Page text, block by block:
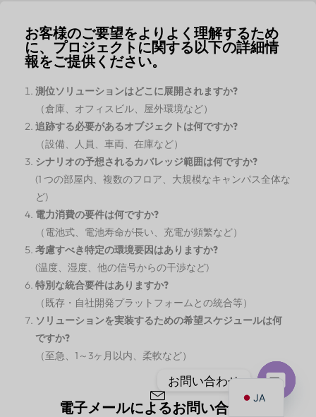
お客様のご要望をよりよく理解するため
に、プロジェクトに関する以下の詳細情
報をご提供ください。
測位ソリューションはどこに展開されますか?
（倉庫、オフィスビル、屋外環境など）
追跡する必要があるオブジェクトは何ですか?
（設備、人員、車両、在庫など）
シナリオの予想されるカバレッジ範囲は何ですか?
(1 つの部屋内、複数のフロア、大規模なキャンパス全体な
ど)
電力消費の要件は何ですか?
（電池式、電池寿命が長い、充電が頻繁など）
考慮すべき特定の環境要因はありますか?
(温度、湿度、他の信号からの干渉など)
特別な統合要件はありますか?
（既存・自社開発プラットフォームとの統合等）
ソリューションを実装するための希望スケジュールは何
ですか?
（至急、1～3ヶ月以内、柔軟など）
電子メールによるお問い合わせ
JA
お問い合わせ